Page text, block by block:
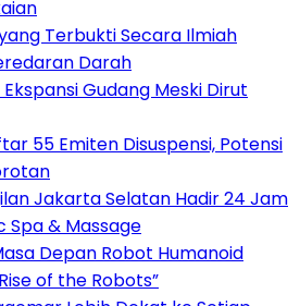
Terbukti Secara Ilmiah
Darah
Gudang Meski Dirut
55 Emiten Disuspensi, Potensi
Jakarta Selatan Hadir 24 Jam
Spa & Massage
Depan Robot Humanoid
of the Robots”